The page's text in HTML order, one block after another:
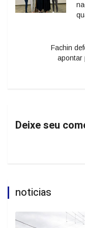
Fachin
apontar
Deixe seu
noticias